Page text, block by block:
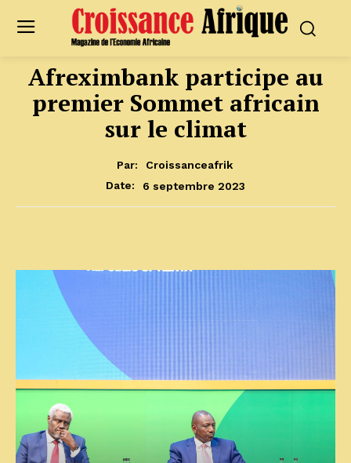
Afreximbank participe au
premier Sommet africain
sur le climat
Par:
Croissanceafrik
Date:
6 septembre 2023